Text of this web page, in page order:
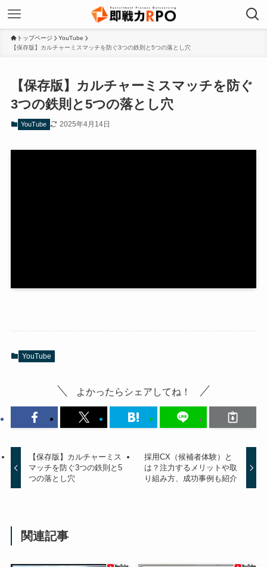
トップページ
YouTube
【保存版】カルチャーミスマッチを防ぐ3つの鉄則と5つの落とし穴
【保存版】カルチャーミスマッチを防ぐ
3つの鉄則と5つの落とし穴
YouTube 2025年4月14日
YouTube
よかったらシェアしてね！
【保存版】カルチャーミス
マッチを防ぐ3つの鉄則と5
つの落とし穴
採用CX（候補者体験）と
は？注力するメリットや取
り組み方、成功事例も紹介
関連記事